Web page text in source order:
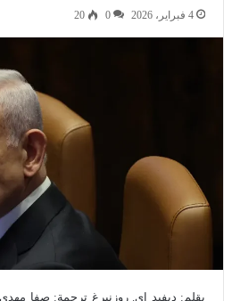
4 فبراير، 2026 0
20
بقلم: ديفيد إي. روزنبرغ ترجمة: صفا